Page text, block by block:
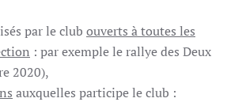
par le club ouverts à toutes les
: par exemple le rallye des Deux
2020),
auxquelles participe le club :